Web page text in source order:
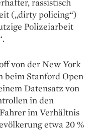
rassistisch
(„dirty policing“)
Polizeiarbeit
von der New York
beim Stanford Open
Datensatz von
in den
im Verhältnis
etwa 20 %